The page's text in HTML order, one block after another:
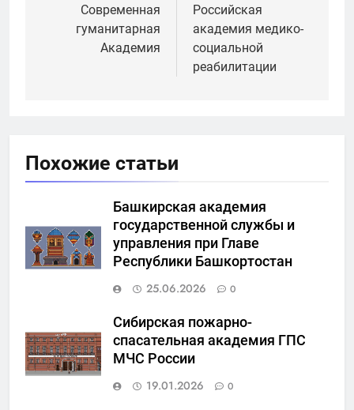
записям
Современная
гуманитарная
Академия
Российская
академия медико-
социальной
реабилитации
Похожие статьи
Башкирская академия
государственной службы и
управления при Главе
Республики Башкортостан
25.06.2026
0
Сибирская пожарно-
спасательная академия ГПС
МЧС России
19.01.2026
0